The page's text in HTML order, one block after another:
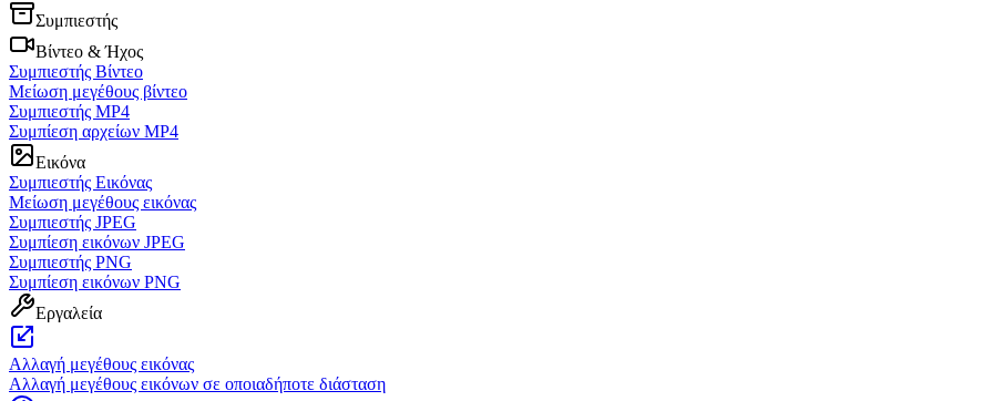
Συμπιεστής
Βίντεο & Ήχος
Συμπιεστής Βίντεο
Μείωση μεγέθους βίντεο
Συμπιεστής MP4
Συμπίεση αρχείων MP4
Εικόνα
Συμπιεστής Εικόνας
Μείωση μεγέθους εικόνας
Συμπιεστής JPEG
Συμπίεση εικόνων JPEG
Συμπιεστής PNG
Συμπίεση εικόνων PNG
Εργαλεία
Αλλαγή μεγέθους εικόνας
Αλλαγή μεγέθους εικόνων σε οποιαδήποτε διάσταση